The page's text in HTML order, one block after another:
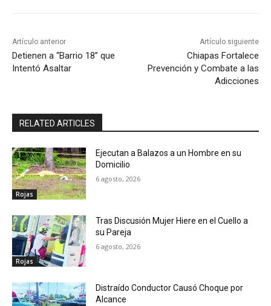
Artículo anterior
Detienen a “Barrio 18” que
Intentó Asaltar
Artículo siguiente
Chiapas Fortalece
Prevención y Combate a las
Adicciones
RELATED ARTICLES
Rojas
Ejecutan a Balazos a un Hombre en su
Domicilio
6 agosto, 2026
Rojas
Tras Discusión Mujer Hiere en el Cuello a
su Pareja
6 agosto, 2026
Distraído Conductor Causó Choque por
Alcance